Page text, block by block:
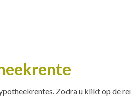
Zodra u klikt op de